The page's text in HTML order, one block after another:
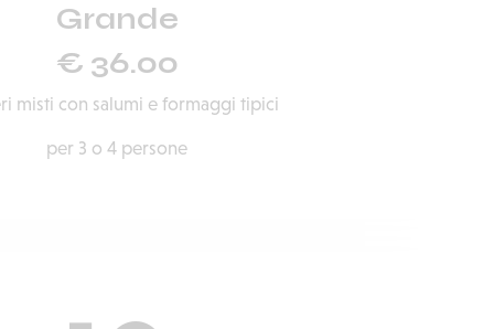
Grande
€ 36.00
misti con salumi e formaggi tipici
per 3 o 4 persone